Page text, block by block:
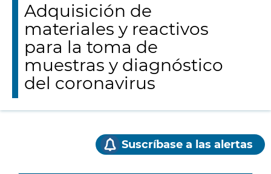
Adquisición de
materiales y reactivos
para la toma de
muestras y diagnóstico
del coronavirus
Suscríbase a las alertas